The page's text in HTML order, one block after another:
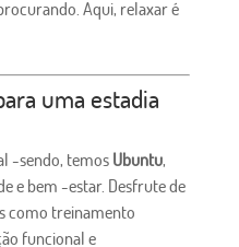
Aqui, relaxar é
uma estadia
-sendo, temos Ubuntu,
e bem -estar. Desfrute de
como treinamento
funcional e